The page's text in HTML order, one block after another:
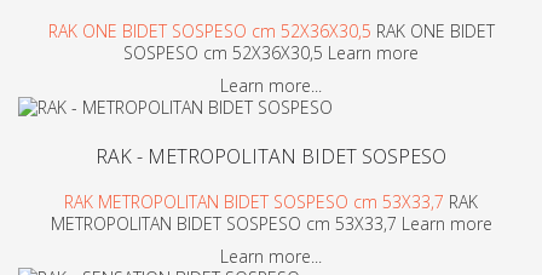
RAK ONE BIDET SOSPESO cm 52X36X30,5 RAK ONE BIDET
SOSPESO cm 52X36X30,5 Learn more
Learn more...
RAK - METROPOLITAN BIDET SOSPESO
RAK METROPOLITAN BIDET SOSPESO cm 53X33,7 RAK
METROPOLITAN BIDET SOSPESO cm 53X33,7 Learn more
Learn more...